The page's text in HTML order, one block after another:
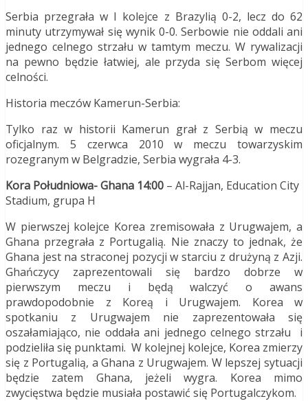
Serbia przegrała w I kolejce z Brazylią 0-2, lecz do 62
minuty utrzymywał się wynik 0-0. Serbowie nie oddali ani
jednego celnego strzału w tamtym meczu. W rywalizacji
na pewno będzie łatwiej, ale przyda się Serbom więcej
celności.
Historia meczów Kamerun-Serbia:
Tylko raz w historii Kamerun grał z Serbią w meczu
oficjalnym. 5 czerwca 2010 w meczu towarzyskim
rozegranym w Belgradzie, Serbia wygrała 4-3.
Kora Południowa- Ghana 14:00 – Al-Rajjan, Education City
Stadium, grupa H
W pierwszej kolejce Korea zremisowała z Urugwajem, a
Ghana przegrała z Portugalią. Nie znaczy to jednak, że
Ghana jest na straconej pozycji w starciu z drużyną z Azji.
Ghańczycy zaprezentowali się bardzo dobrze w
pierwszym meczu i będą walczyć o awans
prawdopodobnie z Koreą i Urugwajem. Korea w
spotkaniu z Urugwajem nie zaprezentowała się
oszałamiająco, nie oddała ani jednego celnego strzału i
podzieliła się punktami. W kolejnej kolejce, Korea zmierzy
się z Portugalią, a Ghana z Urugwajem. W lepszej sytuacji
będzie zatem Ghana, jeżeli wygra. Korea mimo
zwycięstwa będzie musiała postawić się Portugalczykom.